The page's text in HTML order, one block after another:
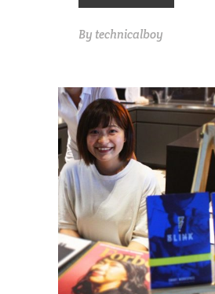
By technicalboy